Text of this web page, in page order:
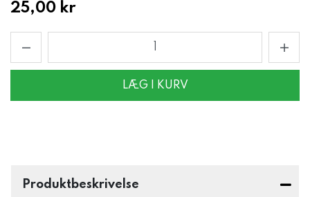
25,00 kr
LÆG I KURV
Produktbeskrivelse